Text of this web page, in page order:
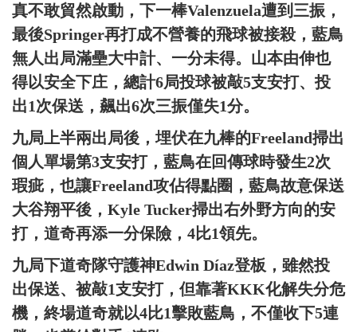
真不敢貿然啟動，下一棒Valenzuela遭到三振，
最後Springer再打成不營養的飛球被接殺，藍鳥
無人出局滿壘大中計、一分未得。山本由伸也
得以安全下庄，總計6局投球被敲5支安打、投
出1次保送，飆出6次三振僅失1分。
九局上半兩出局後，埋伏在九棒的Freeland掃出
個人單場第3支安打，藍鳥在回傳球時發生2次
瑕疵，也讓Freeland攻佔得點圈，藍鳥故意保送
大谷翔平後，Kyle Tucker掃出右外野方向的安
打，道奇再添一分保險，4比1領先。
九局下道奇隊守護神Edwin Díaz登板，雖然投
出保送、被敲1支安打，但靠著KKK化解失分危
機，終場道奇就以4比1擊敗藍鳥，不僅收下5連